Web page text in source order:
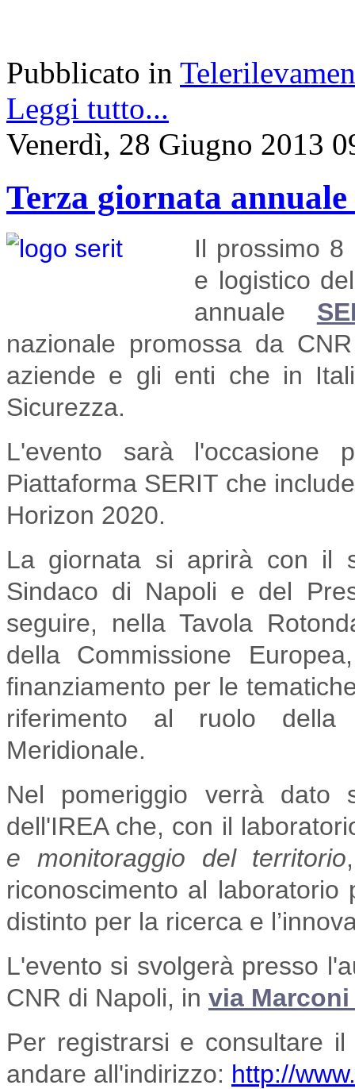
Pubblicato in
Leggi tutto...
Venerdì, 28 Giugno 2013
Terza giornata
Il prossimo 8
e logistico
annuale
nazionale promossa da
aziende e gli enti che in
Sicurezza.
L'evento sarà l'occasione
Piattaforma SERIT che
Horizon 2020.
La giornata si aprirà con il
Sindaco di Napoli e del
seguire, nella Tavola
della Commissione
finanziamento per le
riferimento al ruolo della
Meridionale.
Nel pomeriggio verrà dato
dell'IREA che, con il
e monitoraggio del territorio
riconoscimento al
distinto per la ricerca e
L'evento si svolgerà presso
CNR di Napoli, in via Marconi
Per registrarsi e consultare
andare all'indirizzo: http://